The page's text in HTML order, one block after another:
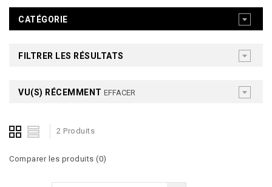
CATÉGORIE
FILTRER LES RÉSULTATS
VU(S) RÉCEMMENT EFFACER
2 Produits
Comparer les produits (0)